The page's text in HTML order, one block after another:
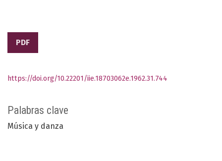
PDF
Palabras clave
Música y danza
https://doi.org/10.22201/iie.18703062e.1962.31.744